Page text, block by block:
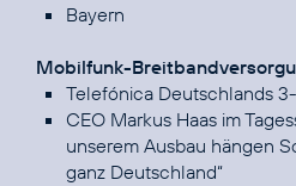
Bayern
Mobilfunk-
Telefónica Deutschlands
CEO Markus Haas im
unserem Ausbau hängen
ganz Deutschland“